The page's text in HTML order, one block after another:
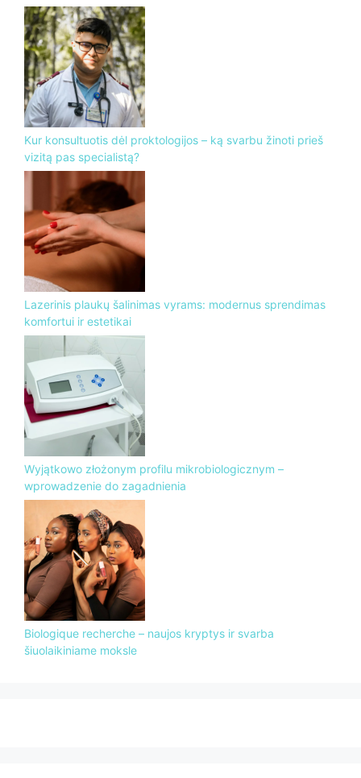
Kur konsultuotis dėl proktologijos – ką svarbu žinoti prieš
vizitą pas specialistą?
Lazerinis plaukų šalinimas vyrams: modernus sprendimas
komfortui ir estetikai
Wyjątkowo złożonym profilu mikrobiologicznym –
wprowadzenie do zagadnienia
Biologique recherche – naujos kryptys ir svarba
šiuolaikiniame moksle